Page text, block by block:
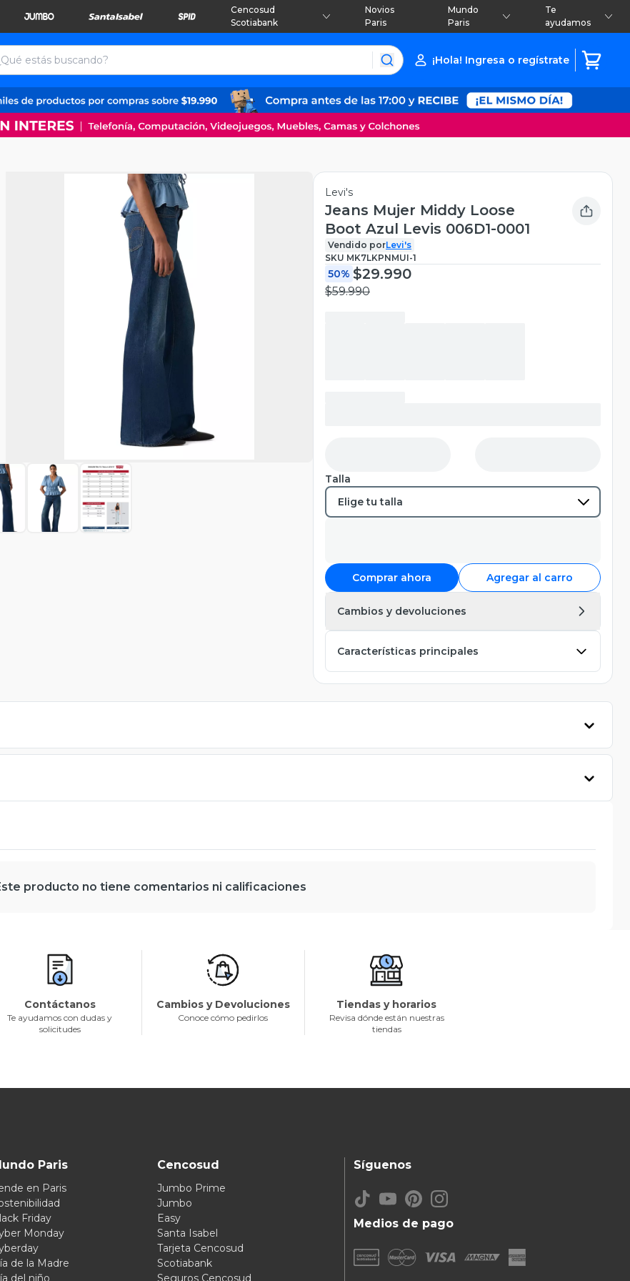
Cencosud
Scotiabank
Novios
Paris
Mundo
Paris
Te
ayudamos
¡Hola! Ingresa o regístrate
Levi's
Jeans Mujer Middy Loose
Boot Azul Levis 006D1-0001
Vendido porLevi's
SKU MK7LKPNMUI-1
50% $29.990
$59.990
Talla
Comprar ahora Agregar al carro
Cambios y devoluciones
Características principales
producto no tiene comentarios ni calificaciones
Contáctanos
Te ayudamos con dudas y
solicitudes
Cambios y Devoluciones
Conoce cómo pedirlos
Tiendas y horarios
Revisa dónde están nuestras
tiendas
Paris
en Paris
Friday
Monday
de la Madre
del niño
Cencosud
Jumbo Prime
Jumbo
Easy
Santa Isabel
Tarjeta Cencosud
Scotiabank
Seguros Cencosud
Medios de pago
Síguenos